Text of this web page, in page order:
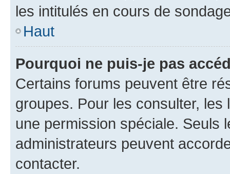
les intitulés en cours de
Haut
Pourquoi ne puis-je pas
Certains forums peuvent être
groupes. Pour les consulter,
une permission spéciale. Seuls
administrateurs peuvent
contacter.